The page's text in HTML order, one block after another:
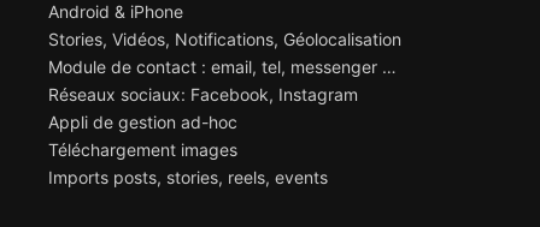
Android & iPhone
Stories, Vidéos, Notifications, Géolocalisation
Module de contact : email, tel, messenger …
Réseaux sociaux: Facebook, Instagram
Appli de gestion ad-hoc
Téléchargement images
Imports posts, stories, reels, events